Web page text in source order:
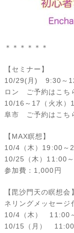
＊＊＊＊＊＊
【セミナー】
10/29(月) 9:30～
ロン
ご予約はこち
10/16～17（火水
阜市
ご予約はこち
【MAX瞑想】
10/4（木）19:00
10/25（木）11:00
参加費：1,000円
【毘沙門天の瞑想
ネリングメッセージ
10/4（木） 11:00
10/15（月）